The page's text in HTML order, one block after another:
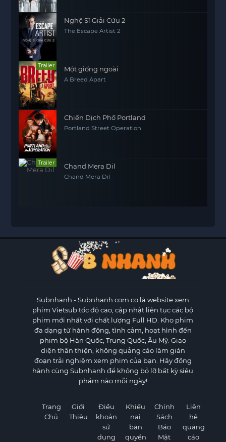
Nghệ Sĩ Giải Cứu 2
The Escape Artist 2
Trailer Một giống ngoài
A Breed Apart
Chiến Dịch Phố Portland
Portland Street Operation
Trailer Chand Mera Dil
Chand Mera Dil
Subnhanh - Subnhanh.com.co là website xem
phim Vietsub tốc độ cao, cập nhật liên tục các bộ
phim mới nhất với chất lượng Full HD. Kho phim
đa dạng từ hành động, tình cảm, hoạt hình đến
phim bộ Hàn Quốc, Trung Quốc, Âu Mỹ. Giao
diện thân thiện, không quảng cáo làm gián
đoạn trải nghiệm xem phim của bạn. Hãy đồng
hành cùng Subnhanh để không bỏ lỡ bất kỳ siêu
phẩm nào mỗi ngày!
Trang
Chủ
Giới
Thiệu
Điều
khoản
sử
dụng
Khiếu
nại
bản
quyền
Chính
Sách
Bảo
Mật
Liên
hệ
quảng
cáo